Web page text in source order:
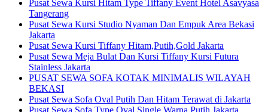
Pusat Sewa Kursi Hitam Type Tiffany Event Hotel Asavyasa
Tangerang
Pusat Sewa Kursi Studio Nyaman Dan Empuk Area Bekasi
Jakarta
Pusat Sewa Kursi Tiffany Hitam,Putih,Gold Jakarta
Pusat Sewa Meja Bulat Dan Kursi Tiffany Kursi Futura
Stainless Jakarta
PUSAT SEWA SOFA KOTAK MINIMALIS WILAYAH
BEKASI
Pusat Sewa Sofa Oval Putih Dan Hitam Terawat di Jakarta
Pusat Sewa Sofa Type Oval Single Warna Putih Jakarta